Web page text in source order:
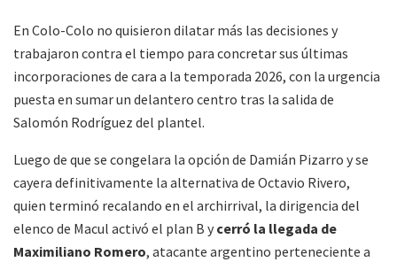
En Colo-Colo no quisieron dilatar más las decisiones y
trabajaron contra el tiempo para concretar sus últimas
incorporaciones de cara a la temporada 2026, con la urgencia
puesta en sumar un delantero centro tras la salida de
Salomón Rodríguez del plantel.
Luego de que se congelara la opción de Damián Pizarro y se
cayera definitivamente la alternativa de Octavio Rivero,
quien terminó recalando en el archirrival, la dirigencia del
elenco de Macul activó el plan B y cerró la llegada de
Maximiliano Romero, atacante argentino perteneciente a